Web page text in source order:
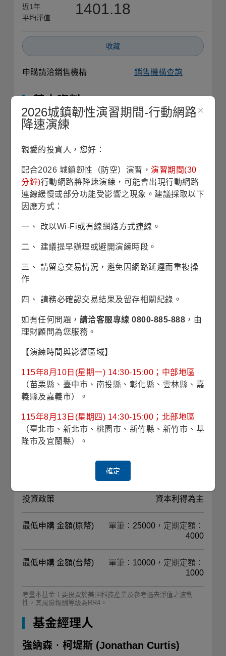
近1年
平均淨值
1401.18
收藏
申購請洽銷售機構 銷售機構查詢
基本資料
基金成立日
基金規模
145億7仟4佰萬美元
(2026/07/31)
風險等級
波動風險 26.40% (理柏一年期原幣別)
對應指數
經理費
投資地區
計價幣別 日圓
註冊國家
投資政策 資本利得為主
最低申購 金額(原幣)
單筆：25000，定期定額：
4000
最低申購 金額(台幣)
單筆：10000，定期定額：
1000
考量本基金主要投資於美國科技產業及參考過去淨值之波動
性，其風險報酬等級為RR4。
基金經理人
強納森‧柯堤斯 (Jonathan Curtis)
2026城鎮韌性演習期間-行動網路
降速演練
親愛的投資人，您好：
配合2026 城鎮韌性（防空）演習，演習期間(30
分鐘)行動網路將降速演練，可能會出現行動網路
連線緩慢或部分功能受影響之現象。建議採取以下
因應方式：
一、 改以Wi-Fi或有線網路方式連線。
二、 建議提早辦理或避開演練時段。
三、 請留意交易情況，避免因網路延遲而重複操
作
四、 請務必確認交易結果及留存相關紀錄。
如有任何問題， 請洽客服專線 0800-885-888 ，由
理財顧問為您服務。
【演練時間與影響區域】
115年8月10日(星期一) 14:30-15:00；中部地區
（苗栗縣、臺中市、南投縣、彰化縣、雲林縣、嘉
義縣及嘉義市）。
115年8月13日(星期四) 14:30-15:00；北部地區
（臺北市、新北市、桃園市、新竹縣、新竹市、基
隆市及宜蘭縣）。
確定